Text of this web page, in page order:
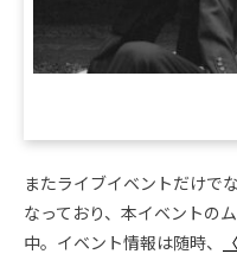
またライブイベントだけで
なっており、本イベントの
中。イベント情報は随時、